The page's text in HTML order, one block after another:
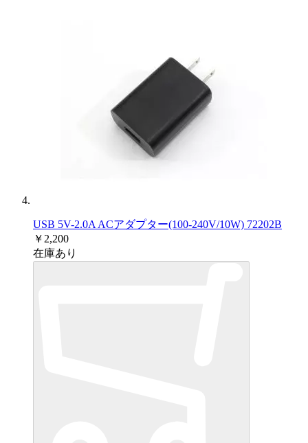
USB 5V-2.0A ACアダプター(100-240V/10W) 72202B
￥2,200
在庫あり